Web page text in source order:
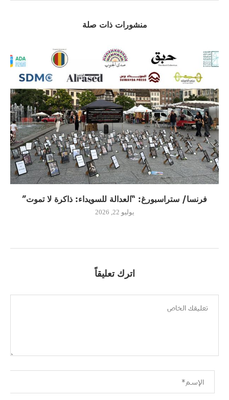
منشورات ذات صلة
فرنسا/ ستراسبورغ: “العدالة للسويداء: ذاكرة لا تموت”
يوليو 22, 2026
اترك تعليقاً